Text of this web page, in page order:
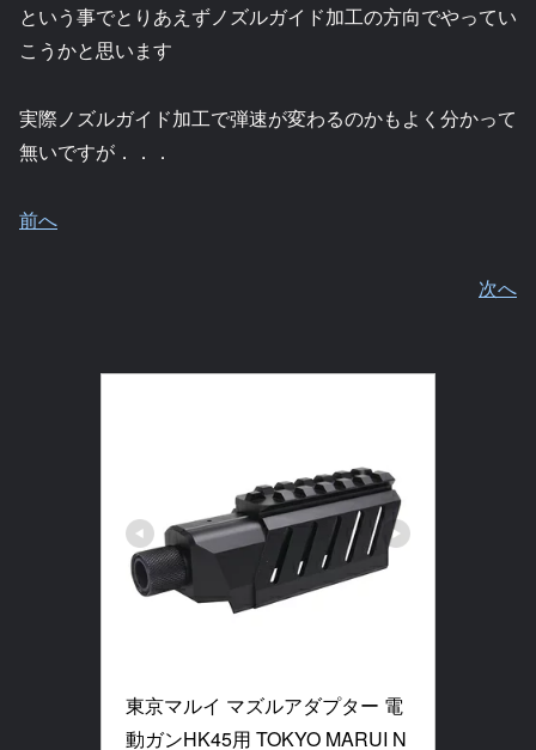
という事でとりあえずノズルガイド加工の方向でやってい
こうかと思います
実際ノズルガイド加工で弾速が変わるのかもよく分かって
無いですが．．．
前へ
次へ
東京マルイ マズルアダプター 電
動ガンHK45用 TOKYO MARUI N